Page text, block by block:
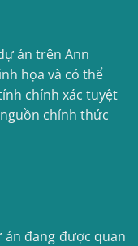
án trên Ann
họa và có thể
chính xác tuyệt
chính thức
đang được quan